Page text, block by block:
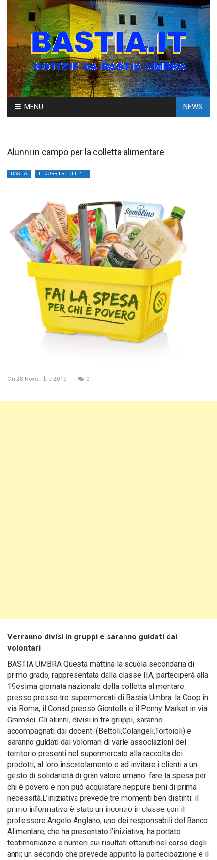
Skip
to
MENU NEWS
Alunni in campo per la colletta alimentare
BASTIA
On 28 Novembre 2015 0
Verranno divisi in gruppi e saranno guidati dai
volontari
BASTIA UMBRA Questa mattina la scuola secondaria di
primo grado, rappresentata dalla classe IIA, parteciperà alla
19esima giornata nazionale della colletta alimentare
presso presso tre supermercati di Bastia Umbra: la Coop in
via Roma, il Conad presso Giontella e il Penny Market in via
Gramsci. Gli alunni, divisi in tre gruppi, saranno
accompagnati dai docenti (Bettoli,Colangeli,Tortoioli) e
saranno guidati dai volontari di varie associazioni del
territorio presenti nel supermercato alla raccolta dei
prodotti, al loro inscatolamento e ad invitare i clienti a un
gesto di solidarietà di gran valore umano: fare la spesa per
chi è povero e non può acquistare neppure beni di prima
necessità.L’iniziativa prevede tre momenti ben distinti: il
primo informativo è stato un incontro in classe con il
professore Angelo Anglano, uno dei responsabili del Banco
Alimentare, che ha presentato l’iniziativa, ha portato
testimonianze e numeri sui risultati ottenuti nel corso degli
anni; un secondo che prevede appunto la partecipazione e il